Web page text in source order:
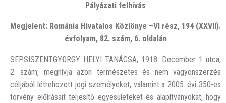
Pályázati felhívás
Megjelent: Románia Hivatalos Közlönye –VI rész, 194 (XXVII).
évfolyam, 82. szám, 6. oldalán
SEPSISZENTGYÖRGY HELYI TANÁCSA, 1918. December 1 utca,
2. szám, meghívja azon természetes és nem vagyonszerzés
céljából létrehozott jogi személyeket, valamint a 2005. évi 350-es
törvény előírásait teljesítő egyesületeket és alapítványokat, hogy